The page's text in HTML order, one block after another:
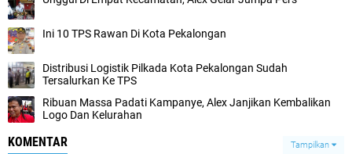
Ini 10 TPS Rawan Di Kota Pekalongan
Distribusi Logistik Pilkada Kota Pekalongan Sudah
Tersalurkan Ke TPS
Ribuan Massa Padati Kampanye, Alex Janjikan Kembalikan
Logo Dan Kelurahan
KOMENTAR Tampilkan